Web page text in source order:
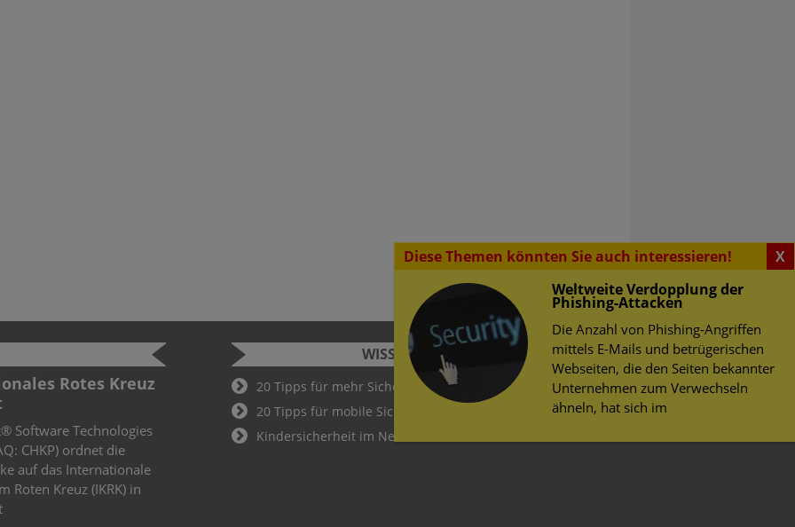
Diese Themen könnten Sie auch interessieren!
X
Weltweite Verdopplung der
Phishing-Attacken
Die Anzahl von Phishing-Angriffen
mittels E-Mails und betrügerischen
Webseiten, die den Seiten bekannter
Unternehmen zum Verwechseln
ähneln, hat sich im
Rotes Kreuz
Software Technologies
CHKP) ordnet die
auf das Internationale
Roten Kreuz (IKRK) in
Cyber-Versicherung
Morgens, halb neun, in einem Büro
irgendwo in Deutschland: Eine E-Mail
WISSENSWERTES
20 Tipps für mehr Sicherheit im Web
20 Tipps für mobile Sicherheit
Kindersicherheit im Netz